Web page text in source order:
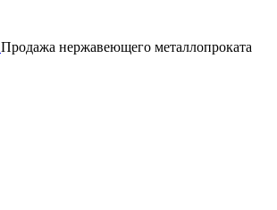
Продажа нержавеющего металлопроката